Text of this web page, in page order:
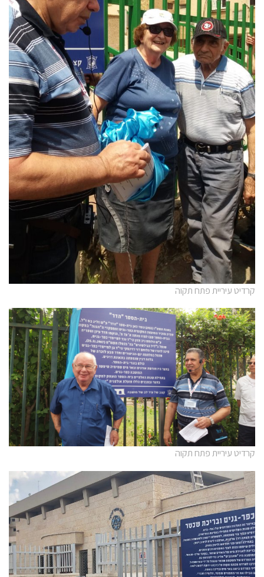
קרדיט עיריית פתח תקוה
קרדיט עיריית פתח תקוה